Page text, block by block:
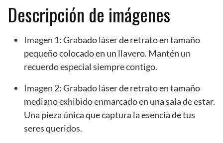
Descripción de imágenes
Imagen 1: Grabado láser de retrato en tamaño
pequeño colocado en un llavero. Mantén un
recuerdo especial siempre contigo.
Imagen 2: Grabado láser de retrato en tamaño
mediano exhibido enmarcado en una sala de estar.
Una pieza única que captura la esencia de tus
seres queridos.